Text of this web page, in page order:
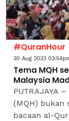
#QuranHour
30 Aug 2023
Tema MQH
Malaysia
PUTRAJAYA
(MQH) bukan
bacaan al-